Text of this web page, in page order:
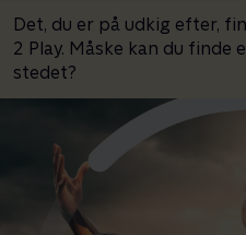
Det, du er på udkig efter,
2 Play. Måske kan du finde
stedet?